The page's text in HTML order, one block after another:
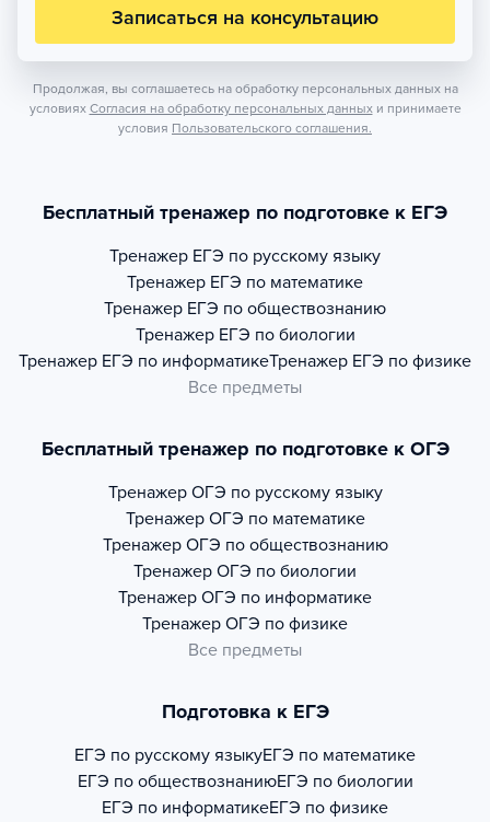
Записаться на консультацию
Продолжая, вы соглашаетесь на обработку персональных данных на
условиях Согласия на обработку персональных данных и принимаете
условия Пользовательского соглашения.
Бесплатный тренажер по подготовке к ЕГЭ
Тренажер ЕГЭ по русскому языку
Тренажер ЕГЭ по математике
Тренажер ЕГЭ по обществознанию
Тренажер ЕГЭ по биологии
Тренажер ЕГЭ по информатикеТренажер ЕГЭ по физике
Все предметы
Бесплатный тренажер по подготовке к ОГЭ
Тренажер ОГЭ по русскому языку
Тренажер ОГЭ по математике
Тренажер ОГЭ по обществознанию
Тренажер ОГЭ по биологии
Тренажер ОГЭ по информатике
Тренажер ОГЭ по физике
Все предметы
Подготовка к ЕГЭ
ЕГЭ по русскому языкуЕГЭ по математике
ЕГЭ по обществознаниюЕГЭ по биологии
ЕГЭ по информатикеЕГЭ по физике